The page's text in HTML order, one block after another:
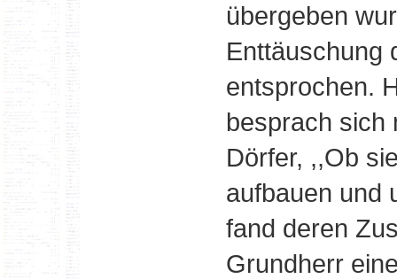
übergeben
Enttäuschung
entsprochen.
besprach sich
Dörfer, ,,Ob
aufbauen und
fand deren
Grundherr